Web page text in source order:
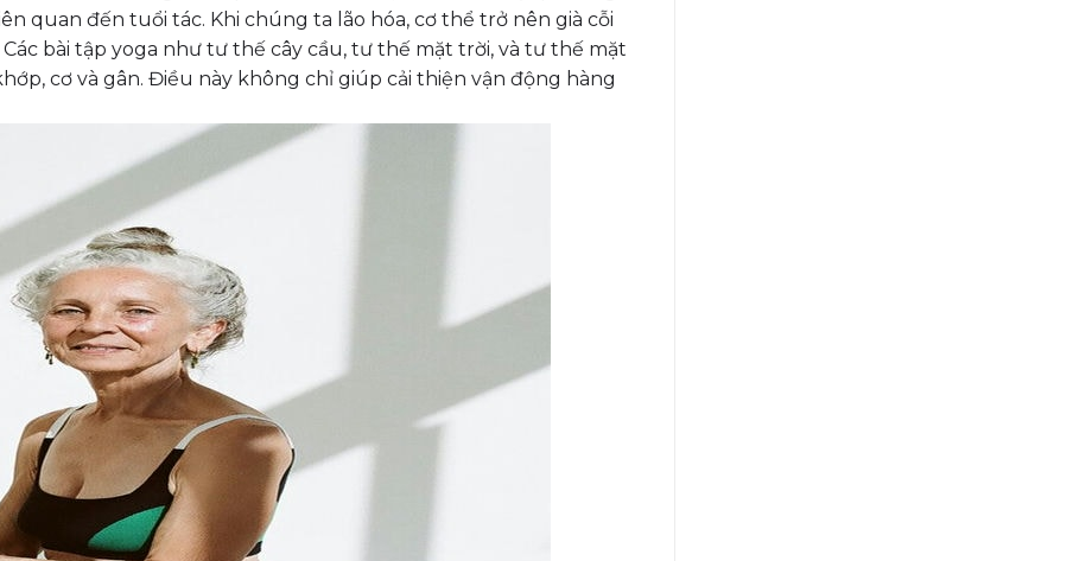
quan đến tuổi tác. Khi chúng ta lão hóa, cơ thể trở nên già cỗi
bài tập yoga như tư thế cây cầu, tư thế mặt trời, và tư thế mặt
cơ và gân. Điều này không chỉ giúp cải thiện vận động hàng